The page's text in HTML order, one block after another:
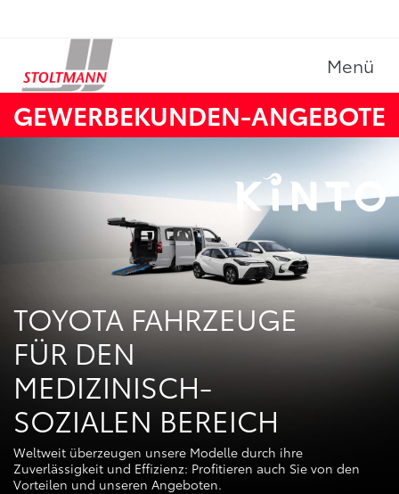
Menü
GEWERBEKUNDEN-ANGEBOTE
TOYOTA FAHRZEUGE
FÜR DEN
MEDIZINISCH-
SOZIALEN BEREICH
Weltweit überzeugen unsere Modelle durch ihre
Zuverlässigkeit und Effizienz: Profitieren auch Sie von den
Vorteilen und unseren Angeboten.